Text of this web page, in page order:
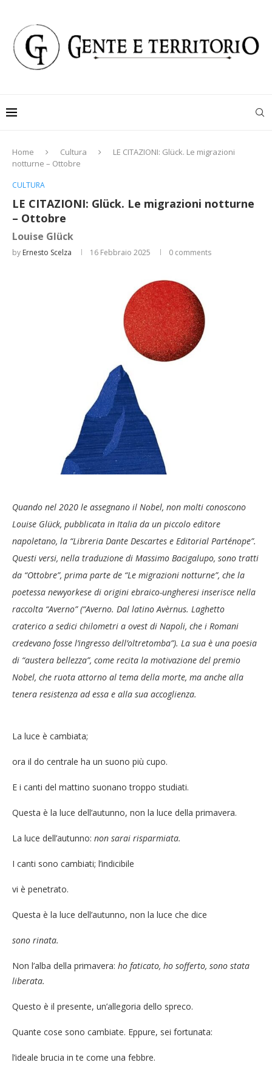
Home Cultura
LE CITAZIONI: Glück. Le migrazioni
notturne – Ottobre
CULTURA
LE CITAZIONI: Glück. Le migrazioni notturne
– Ottobre
Louise Glück
by Ernesto Scelza 16 Febbraio 2025 0 comments
Quando nel 2020 le assegnano il Nobel, non molti conoscono
Louise Glück, pubblicata in Italia da un piccolo editore
napoletano, la “Libreria Dante Descartes e Editorial Parténope”.
Questi versi, nella traduzione di Massimo Bacigalupo, sono tratti
da “Ottobre”, prima parte de “Le migrazioni notturne”, che la
poetessa newyorkese di origini ebraico-ungheresi inserisce nella
raccolta “Averno” (“Averno. Dal latino Avèrnus. Laghetto
craterico a sedici chilometri a ovest di Napoli, che i Romani
credevano fosse l’ingresso dell’oltretomba”). La sua è una poesia
di “austera bellezza”, come recita la motivazione del premio
Nobel, che ruota attorno al tema della morte, ma anche alla
tenera resistenza ad essa e alla sua accoglienza.
La luce è cambiata;
ora il do centrale ha un suono più cupo.
E i canti del mattino suonano troppo studiati.
Questa è la luce dell’autunno, non la luce della primavera.
La luce dell’autunno: non sarai risparmiata.
I canti sono cambiati; l’indicibile
vi è penetrato.
Questa è la luce dell’autunno, non la luce che dice
sono rinata.
Non l’alba della primavera: ho faticato, ho sofferto, sono stata
liberata.
Questo è il presente, un’allegoria dello spreco.
Quante cose sono cambiate. Eppure, sei fortunata:
l’ideale brucia in te come una febbre.